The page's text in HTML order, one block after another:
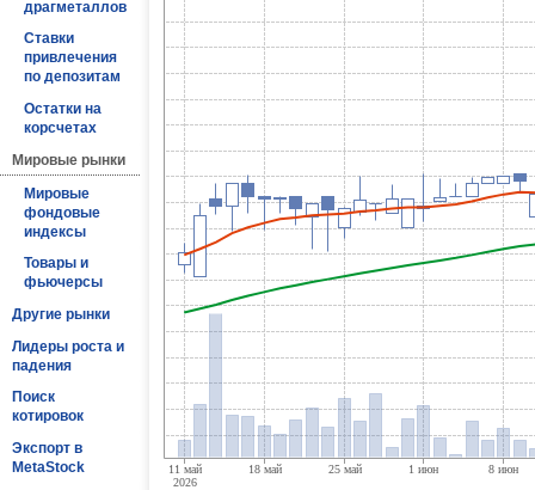
драгметаллов
Ставки
привлечения
по депозитам
Остатки на
корсчетах
Мировые рынки
Мировые
фондовые
индексы
Товары и
фьючерсы
Другие рынки
Лидеры роста и
падения
Поиск
котировок
Экспорт в
MetaStock